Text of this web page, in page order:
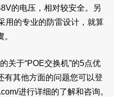
的电压，相对较安全。另
用的专业的防雷设计，就算
关于“POE交换机”的5点优
有其他方面的问题您可以登
进行详细的了解和咨询。